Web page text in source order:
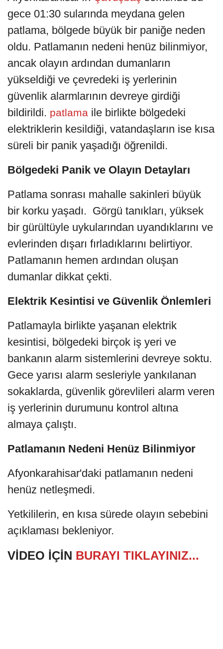
gece 01:30 sularında meydana gelen
patlama, bölgede büyük bir paniğe neden
oldu. Patlamanın nedeni henüz bilinmiyor,
ancak olayın ardından dumanların
yükseldiği ve çevredeki iş yerlerinin
güvenlik alarmlarının devreye girdiği
bildirildi. patlama ile birlikte bölgedeki
elektriklerin kesildiği, vatandaşların ise kısa
süreli bir panik yaşadığı öğrenildi.
Bölgedeki Panik ve Olayın Detayları
Patlama sonrası mahalle sakinleri büyük
bir korku yaşadı. Görgü tanıkları, yüksek
bir gürültüyle uykularından uyandıklarını ve
evlerinden dışarı fırladıklarını belirtiyor.
Patlamanın hemen ardından oluşan
dumanlar dikkat çekti.
Elektrik Kesintisi ve Güvenlik Önlemleri
Patlamayla birlikte yaşanan elektrik
kesintisi, bölgedeki birçok iş yeri ve
bankanın alarm sistemlerini devreye soktu.
Gece yarısı alarm sesleriyle yankılanan
sokaklarda, güvenlik görevlileri alarm veren
iş yerlerinin durumunu kontrol altına
almaya çalıştı.
Patlamanın Nedeni Henüz Bilinmiyor
Afyonkarahisar'daki patlamanın nedeni
henüz netleşmedi.
Yetkililerin, en kısa sürede olayın sebebini
açıklaması bekleniyor.
VİDEO İÇİN BURAYI TIKLAYINIZ...